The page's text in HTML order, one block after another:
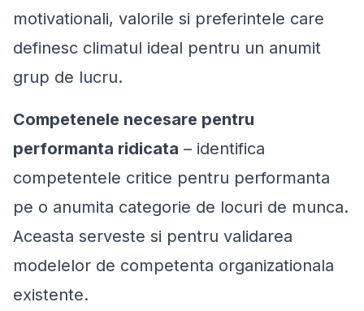
motivationali, valorile si preferintele care
definesc climatul ideal pentru un anumit
grup de lucru.
Competenele necesare pentru
performanta ridicata – identifica
competentele critice pentru performanta
pe o anumita categorie de locuri de munca.
Aceasta serveste si pentru validarea
modelelor de competenta organizationala
existente.